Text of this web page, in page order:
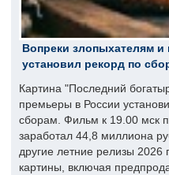
Вопреки злопыхателям
установил рекорд по
Картина "Последний
премьеры в России
сборам. Фильм к 19.00 мск
заработал 44,8 миллиона
другие летние релизы
картины, включая